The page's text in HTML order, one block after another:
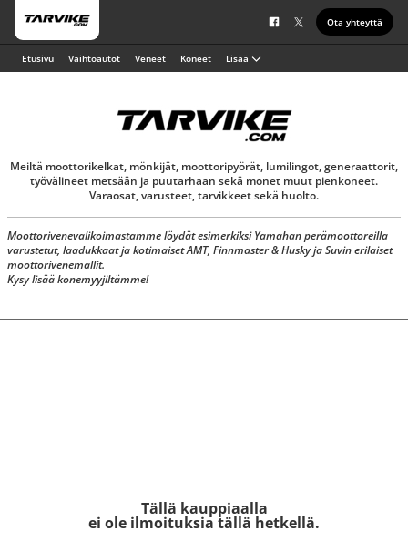
Ota yhteyttä
Etusivu Vaihtoautot Veneet Koneet Lisää
Meiltä moottorikelkat, mönkijät, moottoripyörät, lumilingot, generaattorit,
työvälineet metsään ja puutarhaan sekä monet muut pienkoneet.
Varaosat, varusteet, tarvikkeet sekä huolto.
Moottorivenevalikoimastamme löydät esimerkiksi Yamahan perämoottoreilla
varustetut, laadukkaat ja kotimaiset AMT, Finnmaster & Husky ja Suvin erilaiset
moottorivenemallit.
Kysy lisää konemyyjiltämme!
Tällä kauppiaalla
ei ole ilmoituksia tällä hetkellä.